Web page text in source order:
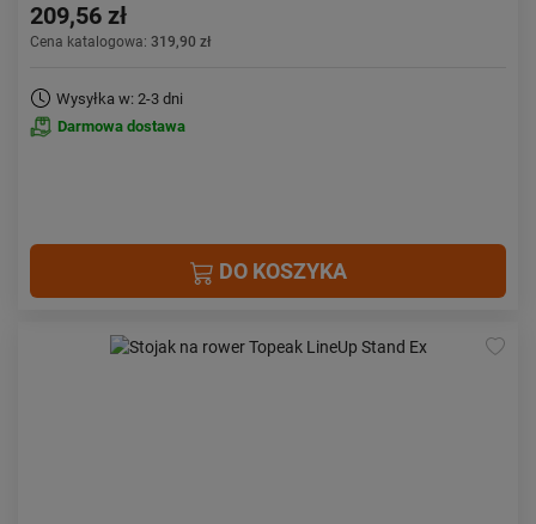
209,56 zł
Cena katalogowa: 319,90 zł
Wysyłka w: 2-3 dni
Darmowa dostawa
DO KOSZYKA